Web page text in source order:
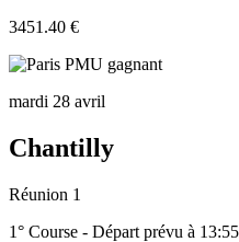
3451.40 €
mardi 28 avril
Chantilly
Réunion 1
1° Course - Départ prévu à 13:55